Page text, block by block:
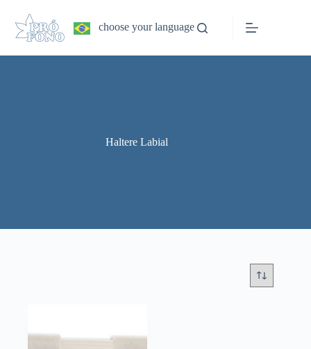
conteúdo
choose your language
Haltere Labial